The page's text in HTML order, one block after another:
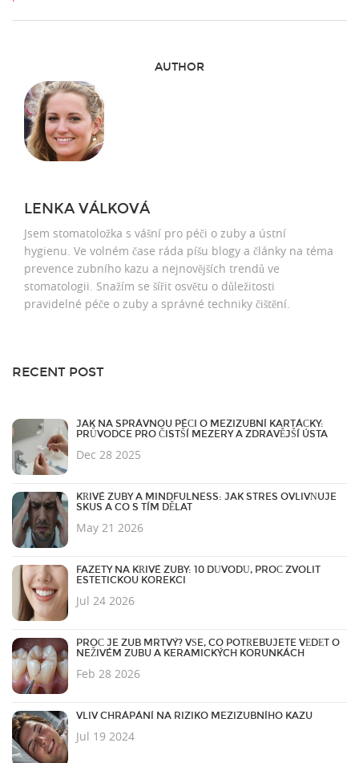
AUTHOR
LENKA VÁLKOVÁ
Jsem stomatoložka s vášní pro péči o zuby a ústní
hygienu. Ve volném čase ráda píšu blogy a články na téma
prevence zubního kazu a nejnovějších trendů ve
stomatologii. Snažím se šířit osvětu o důležitosti
pravidelné péče o zuby a správné techniky čištění.
RECENT POST
JAK NA SPRÁVNOU PÉČI O MEZIZUBNÍ KARTÁČKY:
PRŮVODCE PRO ČISTŠÍ MEZERY A ZDRAVĚJŠÍ ÚSTA
Dec 28 2025
KŘIVÉ ZUBY A MINDFULNESS: JAK STRES OVLIVŇUJE
SKUS A CO S TÍM DĚLAT
May 21 2026
FAZETY NA KŘIVÉ ZUBY: 10 DŮVODŮ, PROČ ZVOLIT
ESTETICKOU KOREKCI
Jul 24 2026
PROČ JE ZUB MRTVÝ? VŠE, CO POTŘEBUJETE VĚDĚT O
NEŽIVÉM ZUBU A KERAMICKÝCH KORUNKÁCH
Feb 28 2026
VLIV CHRÁPÁNÍ NA RIZIKO MEZIZUBNÍHO KAZU
Jul 19 2024